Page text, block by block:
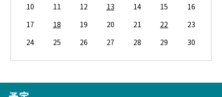
10
11 12 13 14 15
16
17
18 19 20 21 22
23
24
25 26 27 28 29 30